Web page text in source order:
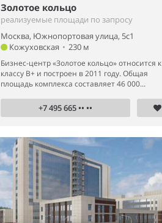
Золотое кольцо
реализуемые площади по запросу
Москва, Южнопортовая улица, 5с1
Кожуховская • 230 м
Бизнес-центр «Золотое кольцо» относится к
классу В+ и построен в 2011 году. Общая
площадь комплекса составляет 46 000...
+7 495 665 •• ••